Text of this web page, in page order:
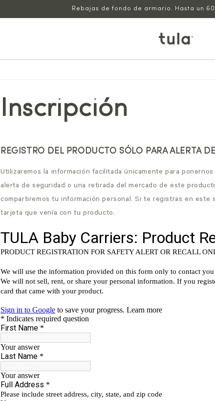
Rebajas de fondo de armario. Hasta un
Inscripción
REGISTRO DEL PRODUCTO SÓLO PARA ALERTA
Utilizaremos la información facilitada únicamente para
alerta de seguridad o una retirada del mercado de este
compartiremos tu información personal. Si te registras en este
tarjeta que venía con tu producto.